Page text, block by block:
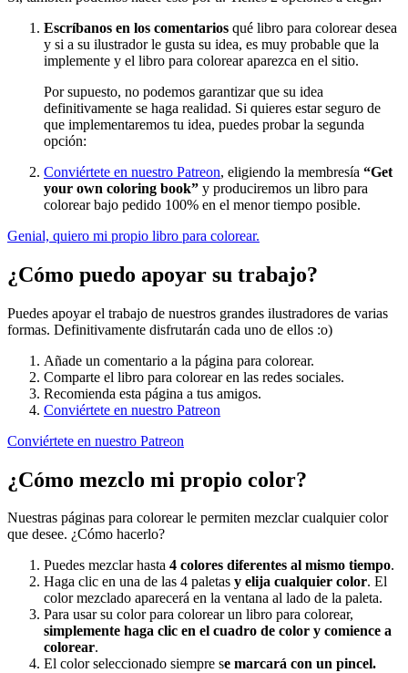
Escríbanos en los comentarios qué libro para colorear desea
y si a su ilustrador le gusta su idea, es muy probable que la
implemente y el libro para colorear aparezca en el sitio.
Por supuesto, no podemos garantizar que su idea
definitivamente se haga realidad. Si quieres estar seguro de
que implementaremos tu idea, puedes probar la segunda
opción:
Conviértete en nuestro Patreon, eligiendo la membresía “Get
your own coloring book” y produciremos un libro para
colorear bajo pedido 100% en el menor tiempo posible.
Genial, quiero mi propio libro para colorear.
¿Cómo puedo apoyar su trabajo?
Puedes apoyar el trabajo de nuestros grandes ilustradores de varias
formas. Definitivamente disfrutarán cada uno de ellos :o)
Añade un comentario a la página para colorear.
Comparte el libro para colorear en las redes sociales.
Recomienda esta página a tus amigos.
Conviértete en nuestro Patreon
Conviértete en nuestro Patreon
¿Cómo mezclo mi propio color?
Nuestras páginas para colorear le permiten mezclar cualquier color
que desee. ¿Cómo hacerlo?
Puedes mezclar hasta 4 colores diferentes al mismo tiempo.
Haga clic en una de las 4 paletas y elija cualquier color. El
color mezclado aparecerá en la ventana al lado de la paleta.
Para usar su color para colorear un libro para colorear,
simplemente haga clic en el cuadro de color y comience a
colorear.
El color seleccionado siempre se marcará con un pincel.